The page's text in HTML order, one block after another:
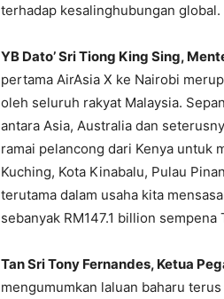
terhadap kesalinghubungan global.
YB Dato’ Sri Tiong King Sing,
pertama AirAsia X ke Nairobi
oleh seluruh rakyat Malaysia.
antara Asia, Australia dan
ramai pelancong dari Kenya untuk
Kuching, Kota Kinabalu, Pulau
terutama dalam usaha kita
sebanyak RM147.1 billion
Tan Sri Tony Fernandes, Ketua
mengumumkan laluan baharu